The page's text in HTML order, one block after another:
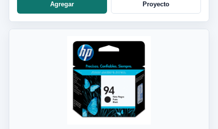
Agregar Proyecto